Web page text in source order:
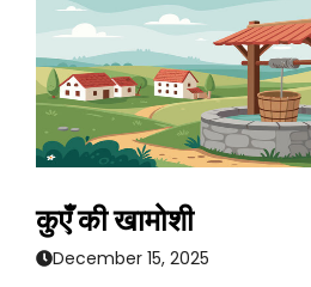
कुएँ की खामोशी
December 15, 2025